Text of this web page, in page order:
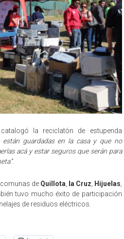
catalogó la reciclatón de estupenda
están guardadas en la casa y que no
acá y estar seguros que serán para
.
comunas de Quillota la Cruz Hijuelas
tuvo mucho éxito de participación
de residuos eléctricos.